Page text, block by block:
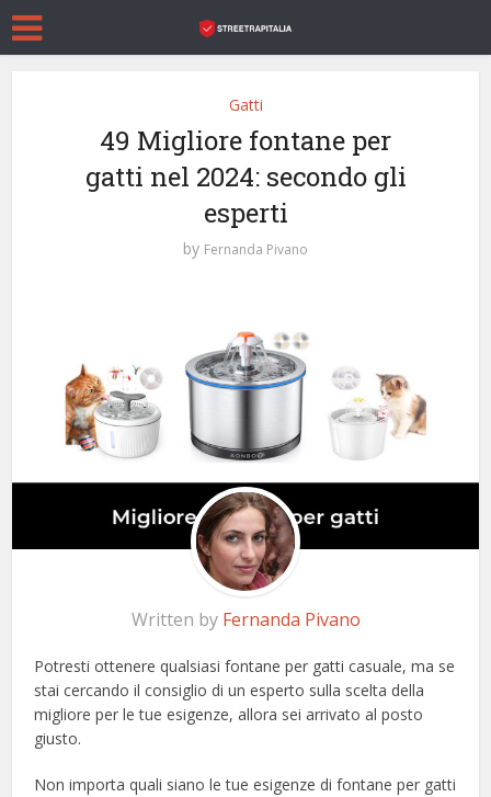
Gatti
49 Migliore fontane per
gatti nel 2024: secondo gli
esperti
by Fernanda Pivano
Written by Fernanda Pivano
Potresti ottenere qualsiasi fontane per gatti casuale, ma se
stai cercando il consiglio di un esperto sulla scelta della
migliore per le tue esigenze, allora sei arrivato al posto
giusto.
Non importa quali siano le tue esigenze di fontane per gatti